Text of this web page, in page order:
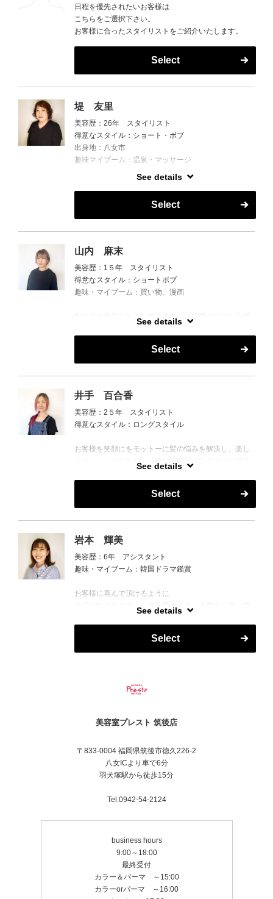
日程を優先されたいお客様は
こちらをご選択下さい。
お客様に合ったスタイリストをご紹介いたします。
Select
堤 友里
美容歴：26年 スタイリスト
得意なスタイル：ショート・ボブ
出身地：八女市
趣味マイブーム：温泉・マッサージ
なオゾントリートメントなど癒しのメニューもありま
すよ。アットホームな空間ですので、初めてでも来店
しやすいと思います。ぜひご来店下さい。心よりお待
ちしています。
See details
Select
山内 麻末
美容歴：1５年 スタイリスト
得意なスタイル：ショートボブ
趣味・マイブーム：買い物、漫画
初めてご来店されても居心地のいい空間づくりを心掛
ご予約のお電話お待ちしております
See details
Select
井手 百合香
美容歴：2５年 スタイリスト
得意なスタイル：ロングスタイル
お客様を笑顔にをモットーに髪の悩みを解決し、楽し
くおしゃべりしながら、癒しの空間になるように頑張
See details
Select
岩本 輝美
美容歴：6年 アシスタント
趣味・マイブーム：韓国ドラマ鑑賞
お客様に喜んで頂けるように
当店お勧めのリラックス効果のある、頭皮のリフトア
See details
Select
美容室プレスト 筑後店
〒833-0004 福岡県筑後市徳久226-2
八女ICより車で6分
羽犬塚駅から徒歩15分
Tel.0942-54-2124
business hours
9:00～18:00
最終受付
カラー＆パーマ ～15:00
カラーorパーマ ～16:00